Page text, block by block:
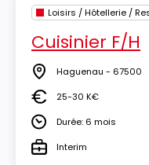
Cuisinier F/H
Lieu Haguenau - 67500
Salaire25-30 K€
DuréeDurée: 6 mois
TypeInterim